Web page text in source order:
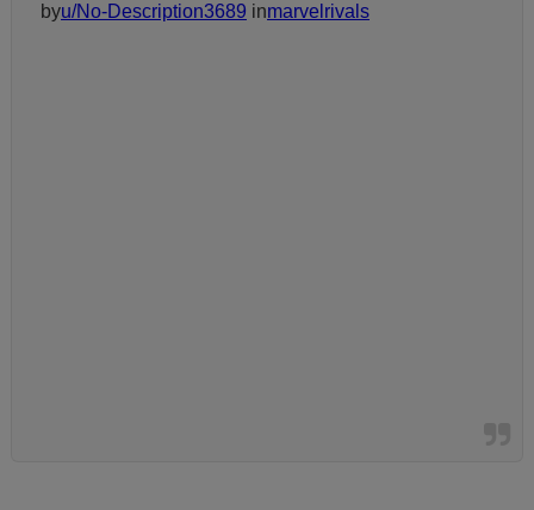
byu/No-Description3689 inmarvelrivals